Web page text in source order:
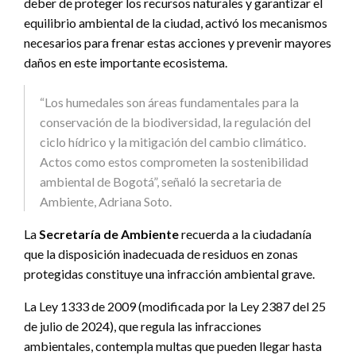
equilibrio ambiental de la ciudad, activó los mecanismos
necesarios para frenar estas acciones y prevenir mayores
daños en este importante ecosistema.
“Los humedales son áreas fundamentales para la
conservación de la biodiversidad, la regulación del
ciclo hídrico y la mitigación del cambio climático.
Actos como estos comprometen la sostenibilidad
ambiental de Bogotá”, señaló la secretaria de
Ambiente, Adriana Soto.
LaSecretaría de Ambienterecuerda a la ciudadanía
que la disposición inadecuada de residuos en zonas
protegidas constituye una infracción ambiental grave.
La Ley 1333 de 2009 (modificada por la Ley 2387 del 25
de julio de 2024), que regula las infracciones
ambientales, contempla multas que pueden llegar hasta